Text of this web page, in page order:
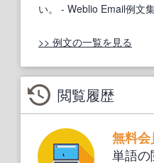
い。
- Weblio Email例文
>> 例文の一覧を見る
閲覧履歴
無料
単語の